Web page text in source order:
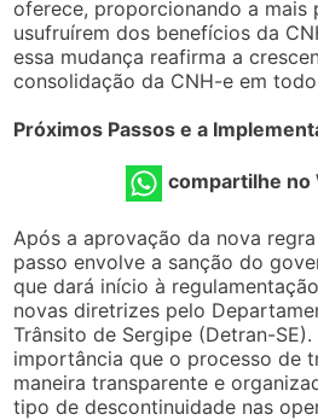
oferece, proporcionando a mais
usufruírem dos benefícios da
essa mudança reafirma a
consolidação da CNH-e em
Próximos Passos e a
compartilhe no
Após a aprovação da nova
passo envolve a sanção do
que dará início à
novas diretrizes pelo
Trânsito de Sergipe (Detran-
importância que o processo de
maneira transparente e
tipo de descontinuidade nas